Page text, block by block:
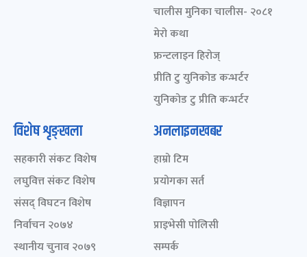
चालीस मुनिका चालीस- २०८१
मेरो कथा
फ्रन्टलाइन हिरोज्
प्रीति टु युनिकोड कन्भर्टर
युनिकोड टु प्रीति कन्भर्टर
विशेष शृङ्खला
सहकारी संकट विशेष
लघुवित्त संकट विशेष
संसद् विघटन विशेष
निर्वाचन २०७४
स्थानीय चुनाव २०७९
अनलाइनखबर
हाम्रो टिम
प्रयोगका सर्त
विज्ञापन
प्राइभेसी पोलिसी
सम्पर्क